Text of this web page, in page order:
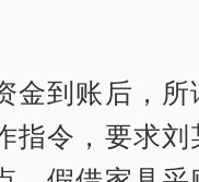
到账后，所
指令，要求刘